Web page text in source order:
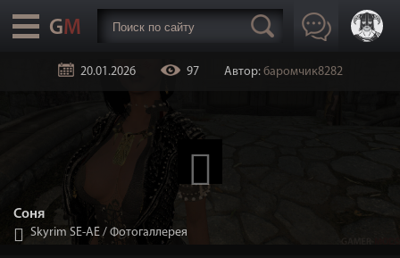
20.01.2026 97 Автор: баромчик8282
Соня
Skyrim SE-АЕ/ Фотогаллерея